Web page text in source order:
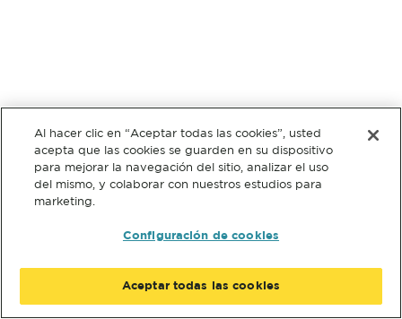
Al hacer clic en “Aceptar todas las cookies”, usted
acepta que las cookies se guarden en su dispositivo
para mejorar la navegación del sitio, analizar el uso
del mismo, y colaborar con nuestros estudios para
marketing.
Configuración de cookies
Aceptar todas las cookies